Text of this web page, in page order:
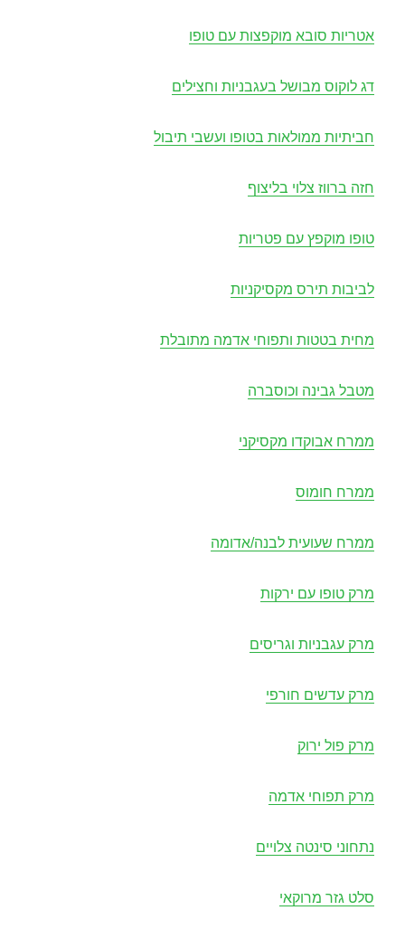
אטריות סובא מוקפצות עם טופו
דג לוקוס מבושל בעגבניות וחצילים
חביתיות ממולאות בטופו ועשבי תיבול
חזה ברווז צלוי בליצוף
טופו מוקפץ עם פטריות
לביבות תירס מקסיקניות
מחית בטטות ותפוחי אדמה מתובלת
מטבל גבינה וכוסברה
ממרח אבוקדו מקסיקני
ממרח חומוס
ממרח שעועית לבנה/אדומה
מרק טופו עם ירקות
מרק עגבניות וגריסים
מרק עדשים חורפי
מרק פול ירוק
מרק תפוחי אדמה
נתחוני סינטה צלויים
סלט גזר מרוקאי